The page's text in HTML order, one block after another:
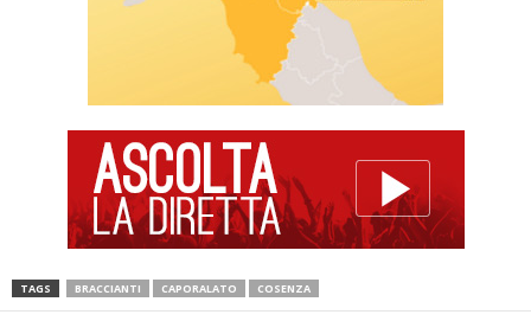
TAGS BRACCIANTI CAPORALATO COSENZA